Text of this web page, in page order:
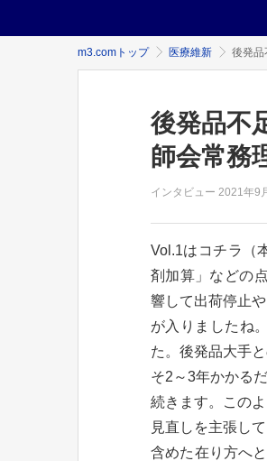
m3.comトップ 医療維新 後発品
後発品不
師会常務
インタビュー 2021年9
Vol.1はコチラ（
剤加算」などの
響して出荷停止
が入りましたね
た。後発品大手
そ2～3年かかる
続きます。この
見直しを主張し
含めた在り方へ